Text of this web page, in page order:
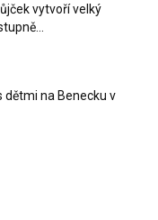
vytvoří velký
dětmi na Benecku v